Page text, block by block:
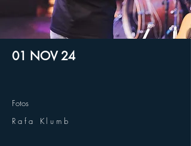
01 NOV 24
Fotos
Rafa Klumb